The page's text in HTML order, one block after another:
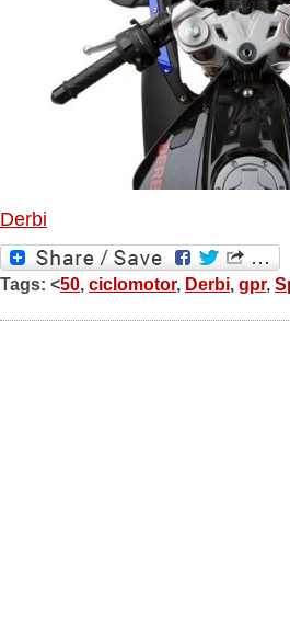
Derbi
Tags: <50, ciclomotor, Derbi, gpr,